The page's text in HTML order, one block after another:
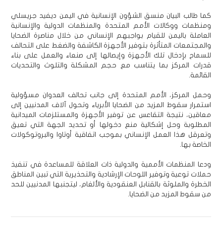
كما طالب البيان منسق الشؤون الإنسانية في اليمن ديفيد جريسلي
ومنظمات ووكالات الأمم المتحدة والمنظمات الدولية والإنسانية
العاملة باليمن للقيام بواجبهم الإنساني من خلال مناصرة الضحايا
والمجتمعات المتأثرة بتوفير الأجهزة الكاشفة والضغط على التحالف
للسماح بإدخال تلك الأجهزة وإيصالها إلى صنعاء والعمل على بناء
قدرات المركز بما يتناسب مع حجم المشكلة والتلوث والتحديات
القائمة.
وحمل المركز، الأمم المتحدة إلى جانب تحالف العدوان مسؤولية
استمرار سقوط المزيد من الضحايا الأبرياء وتحول آلاف المدنيين إلى
معاقين، نتيجة التقاعس عن توفير الأجهزة والمستلزمات الميدانية
المطلوبة وحل إشكالية منع دخولها أو تحديد الجهة التي تعيق
وتعرقل هذا العمل الإنساني بموجب اتفاقية أوتاوا والبروتوكولات
الخاصة بها.
ودعا المنظمات الأممية والدولية ذات العلاقة للمساعدة في تنفيذ
حملات توعية وتوفير اللوحات الإرشادية والتحذيرية التي تبين المناطق
الخطرة والملوثة بالقنابل العنقودية والألغام، ليتجنبها المدنيين للحد
من سقوط المزيد من الضحايا.